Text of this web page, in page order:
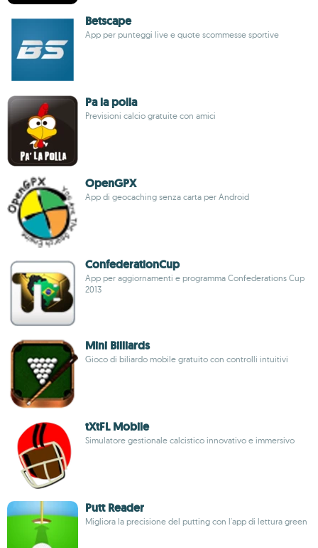
Betscape
App per punteggi live e quote scommesse sportive
Pa la polla
Previsioni calcio gratuite con amici
OpenGPX
App di geocaching senza carta per Android
ConfederationCup
App per aggiornamenti e programma Confederations Cup
2013
Mini Billiards
Gioco di biliardo mobile gratuito con controlli intuitivi
tXtFL Mobile
Simulatore gestionale calcistico innovativo e immersivo
Putt Reader
Migliora la precisione del putting con l'app di lettura green